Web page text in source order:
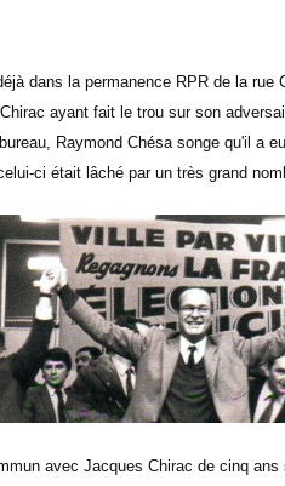
dans la permanence RPR de la rue
ayant fait le trou sur son
Raymond Chésa songe qu'il a
ci était lâché par un très grand
avec Jacques Chirac de cinq